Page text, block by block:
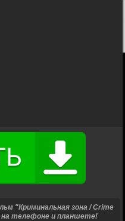
"Криминальная зона / Crime
на телефоне и планшете!